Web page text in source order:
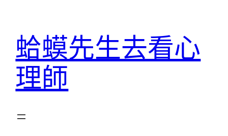
蛤蟆先生去看心
理師